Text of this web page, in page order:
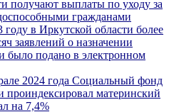
получают выплаты по уходу за
гражданами
году в Иркутской области более
заявлений о назначении
было подано в электронном
2024 года Социальный фонд
проиндексировал материнский
на 7,4%